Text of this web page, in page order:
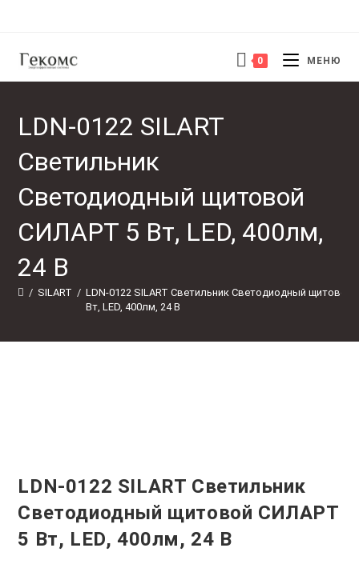
0 МЕНЮ
LDN-0122 SILART
Светильник
Светодиодный щитовой
СИЛАРТ 5 Вт, LED, 400лм,
24 В
/ SILART / LDN-0122 SILART Светильник Светодиодный
Вт, LED, 400лм, 24 В
LDN-0122 SILART Светильник
Светодиодный щитовой СИЛАРТ
5 Вт, LED, 400лм, 24 В